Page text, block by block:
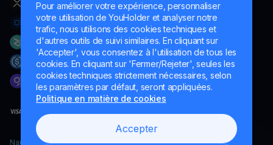
Pour améliorer votre expérience, personnaliser
votre utilisation de YouHolder et analyser notre
trafic, nous utilisons des cookies techniques et
d'autres outils de suivi similaires. En cliquant sur
'Accepter', vous consentez à l'utilisation de tous les
cookies. En cliquant sur 'Fermer/Rejeter', seules les
cookies techniques strictement nécessaires, selon
les paramètres par défaut, seront appliquées.
Politique en matière de cookies
Accepter
Naumard LTD. – uniquement à des fins de développement